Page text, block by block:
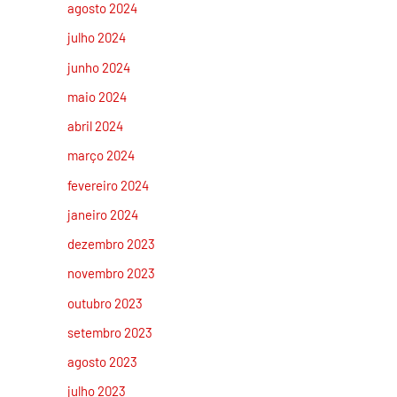
agosto 2024
julho 2024
junho 2024
maio 2024
abril 2024
março 2024
fevereiro 2024
janeiro 2024
dezembro 2023
novembro 2023
outubro 2023
setembro 2023
agosto 2023
julho 2023